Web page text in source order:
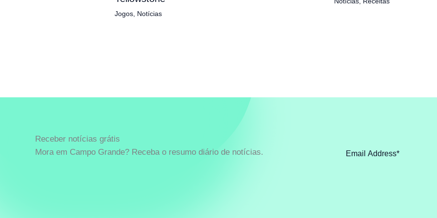
Jogos, Notícias
Receber notícias grátis
Mora em Campo Grande? Receba o resumo diário de notícias.